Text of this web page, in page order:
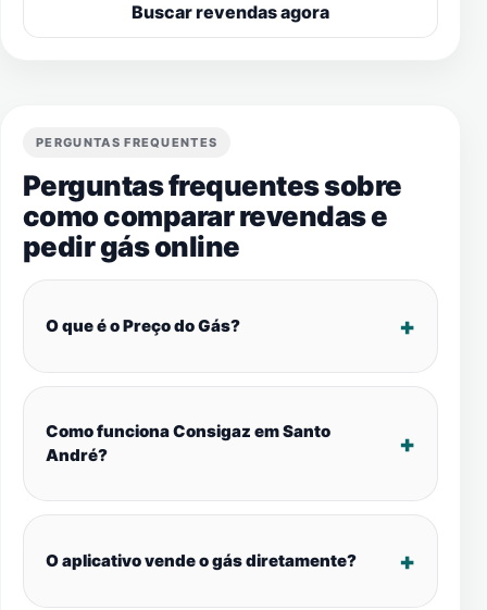
Buscar revendas agora
PERGUNTAS FREQUENTES
Perguntas frequentes sobre
como comparar revendas e
pedir gás online
O que é o Preço do Gás?
Como funciona Consigaz em Santo
André?
O aplicativo vende o gás diretamente?